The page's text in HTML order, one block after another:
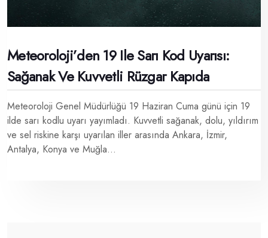
Meteoroloji’den 19 Ile Sarı Kod Uyarısı:
Sağanak Ve Kuvvetli Rüzgar Kapıda
Meteoroloji Genel Müdürlüğü 19 Haziran Cuma günü için 19
ilde sarı kodlu uyarı yayımladı. Kuvvetli sağanak, dolu, yıldırım
ve sel riskine karşı uyarılan iller arasında Ankara, İzmir,
Antalya, Konya ve Muğla...